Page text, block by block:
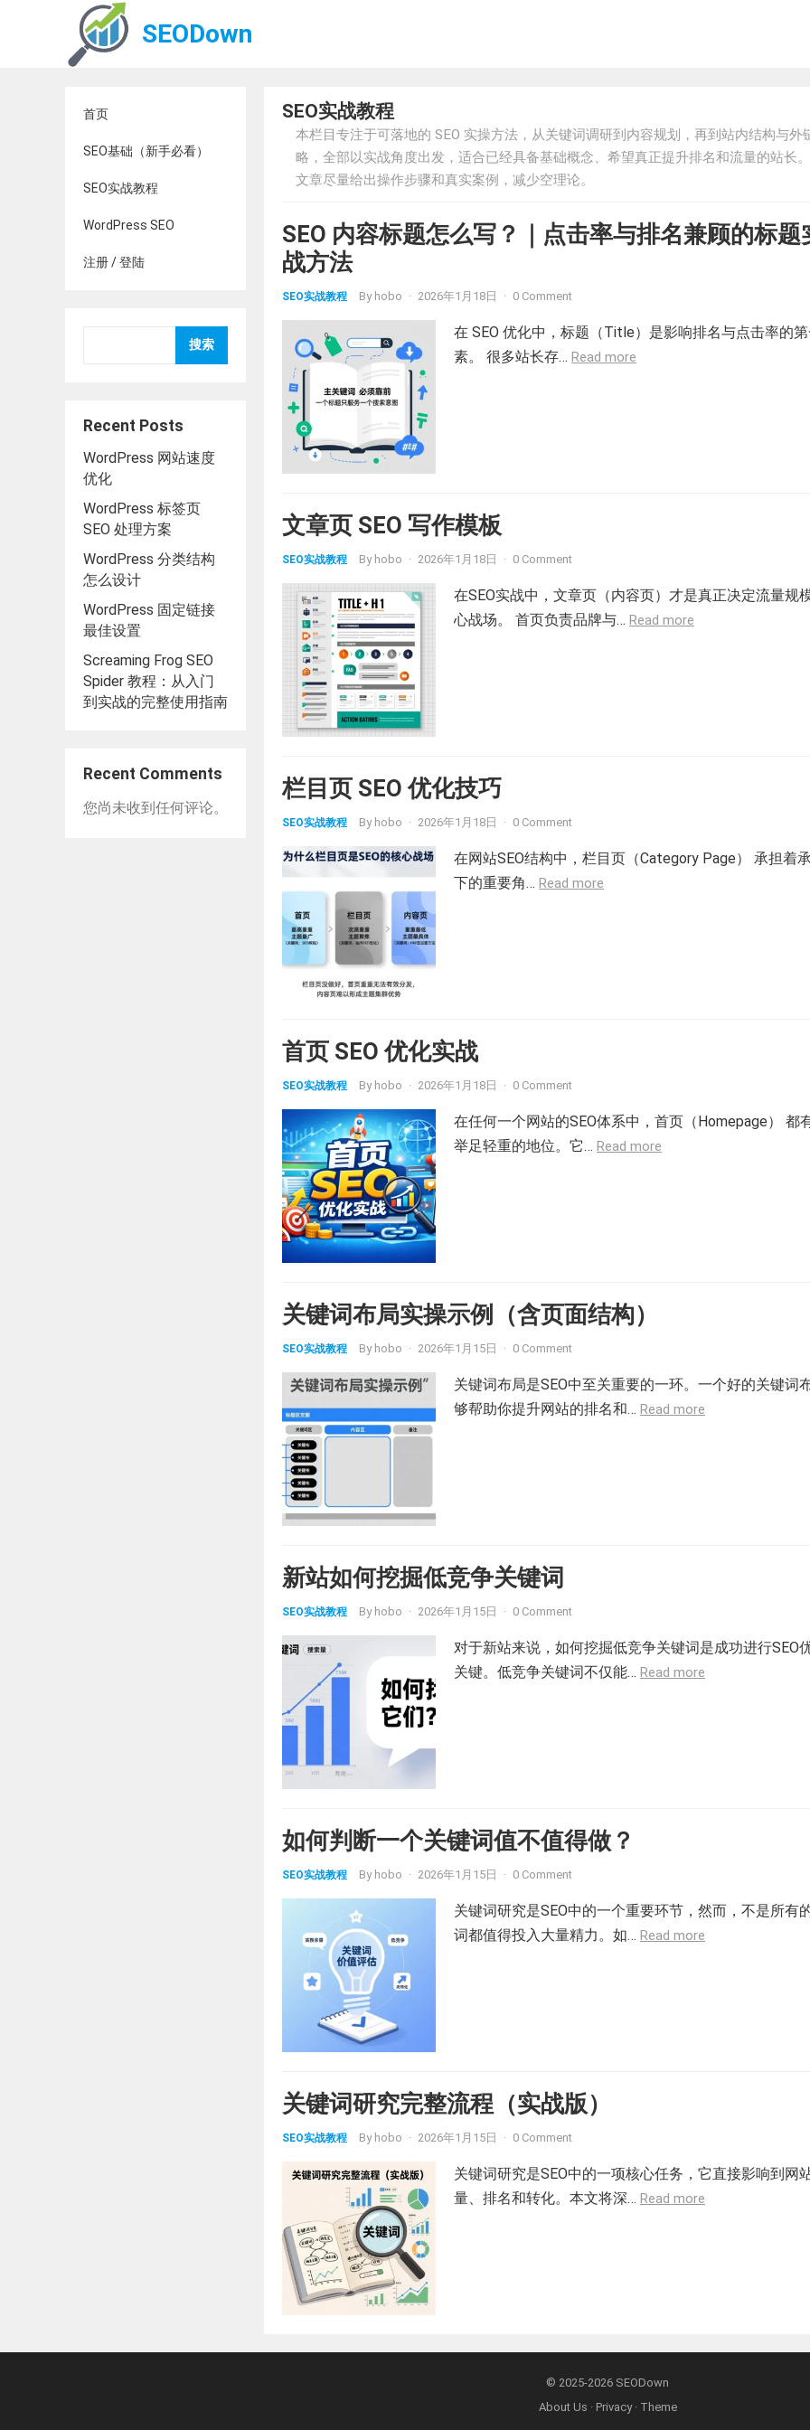
SEODown
首页
SEO基础（新手必看）
SEO实战教程
WordPress SEO
注册 / 登陆
搜索
Recent Posts
WordPress 网站速度
优化
WordPress 标签页
SEO 处理方案
WordPress 分类结构
怎么设计
WordPress 固定链接
最佳设置
Screaming Frog SEO
Spider 教程：从入门
到实战的完整使用指南
Recent Comments
您尚未收到任何评论。
SEO实战教程
本栏目专注于可落地的 SEO 实操方法，从关键词调研到内容规划，再到站内结构与外
略，全部以实战角度出发，适合已经具备基础概念、希望真正提升排名和流量的站长
文章尽量给出操作步骤和真实案例，减少空理论。
SEO 内容标题怎么写？｜点击率与排名兼顾的标题
战方法
SEO实战教程 By hobo · 2026年1月18日 · 0 Comment
在 SEO 优化中，标题（Title）是影响排名与点击率的
素。 很多站长存… Read more
文章页 SEO 写作模板
SEO实战教程 By hobo · 2026年1月18日 · 0 Comment
在SEO实战中，文章页（内容页）才是真正决定流量规
心战场。 首页负责品牌与… Read more
栏目页 SEO 优化技巧
SEO实战教程 By hobo · 2026年1月18日 · 0 Comment
在网站SEO结构中，栏目页（Category Page） 承担着
下的重要角… Read more
首页 SEO 优化实战
SEO实战教程 By hobo · 2026年1月18日 · 0 Comment
在任何一个网站的SEO体系中，首页（Homepage） 都
举足轻重的地位。它… Read more
关键词布局实操示例（含页面结构）
SEO实战教程 By hobo · 2026年1月15日 · 0 Comment
关键词布局是SEO中至关重要的一环。一个好的关键词
够帮助你提升网站的排名和… Read more
新站如何挖掘低竞争关键词
SEO实战教程 By hobo · 2026年1月15日 · 0 Comment
对于新站来说，如何挖掘低竞争关键词是成功进行SEO
关键。低竞争关键词不仅能… Read more
如何判断一个关键词值不值得做？
SEO实战教程 By hobo · 2026年1月15日 · 0 Comment
关键词研究是SEO中的一个重要环节，然而，不是所有
词都值得投入大量精力。如… Read more
关键词研究完整流程（实战版）
SEO实战教程 By hobo · 2026年1月15日 · 0 Comment
关键词研究是SEO中的一项核心任务，它直接影响到网
量、排名和转化。本文将深… Read more
© 2025-2026 SEODown
About Us · Privacy· Theme